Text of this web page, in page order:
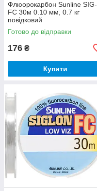
Флюорокарбон Sunline SIG-
FC 30м 0.10 мм, 0.7 кг
повідковий
Готово до відправки
176 ₴
Купити